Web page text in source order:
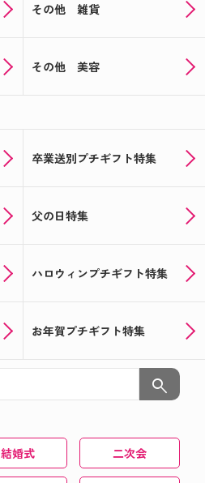
その他 雑貨
その他 美容
卒業送別プチギフト特集
父の日特集
ハロウィンプチギフト特集
お年賀プチギフト特集
search
結婚式 二次会